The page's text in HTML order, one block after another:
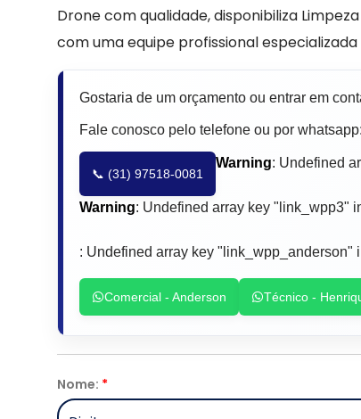
Drone com qualidade, disponibiliza
com uma equipe profissional
Gostaria de um orçamento ou entrar em
Fale conosco pelo telefone ou por whatsapp:
📞 (31) 97518-0081
Warning: Undefined
Warning: Undefined array key "link_wpp3"
: Undefined array key "link_wpp_anderson"
Comercial - Anderson Técnico -
Nome: *